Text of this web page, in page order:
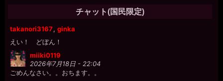
チャット(国民限定)
takanori3167,ginka
2026年7月18日 - 22:03
えい！ どぼん！
miiki0119
2026年7月18日 - 22:04
ごめんなさい。。おちます。。